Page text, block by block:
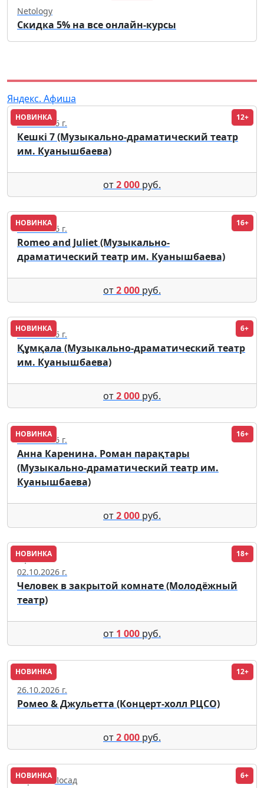
Netology
Скидка 5% на все онлайн-курсы
Яндекс. Афиша
НОВИНКА 12+
23.09.2026 г.
Кешкі 7 (Музыкально-драматический театр
им. Куанышбаева)
от2 000 руб.
НОВИНКА 16+
17.09.2026 г.
Romeo and Juliet (Музыкально-
драматический театр им. Куанышбаева)
от2 000 руб.
НОВИНКА 6+
18.09.2026 г.
Құмқала (Музыкально-драматический театр
им. Куанышбаева)
от2 000 руб.
НОВИНКА 16+
18.09.2026 г.
Анна Каренина. Роман парақтары
(Музыкально-драматический театр им.
Куанышбаева)
от2 000 руб.
НОВИНКА 18+
Уфа
02.10.2026 г.
Человек в закрытой комнате (Молодёжный
театр)
от 1 000 руб.
НОВИНКА 12+
Омск
26.10.2026 г.
Ромео & Джульетта (Концерт-холл РЦСО)
от2 000 руб.
НОВИНКА 6+
Сергиев Посад